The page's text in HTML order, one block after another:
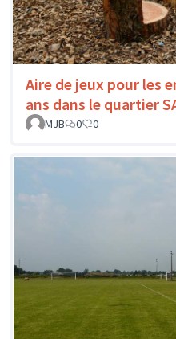
Aire de jeux pour les
ans dans le quartier
MJB
0 0